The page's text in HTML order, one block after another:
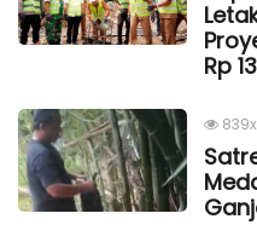
Rp
839x